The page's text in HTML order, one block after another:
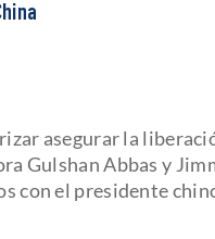
asegurar la
Gulshan Abbas y
con el presidente